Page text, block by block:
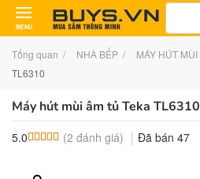
MENU
Tìm
Tổng quan NHÀ BẾP MÁY HÚT MÙI
TL6310
Máy hút mùi âm tủ Teka TL6310
5.0 5.0 trên 5 dựa trên
2 đánh giá
(2 đánh giá) Đã bán 47